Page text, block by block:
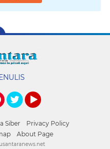
Siber
Privacy Policy
About Page